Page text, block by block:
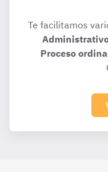
Te facilitamos
Proceso